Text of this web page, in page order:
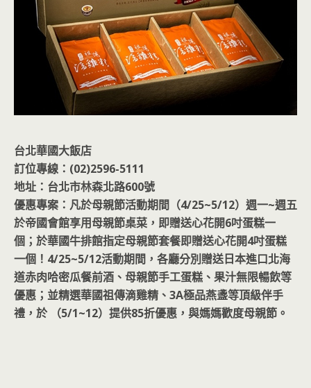
台北華國大飯店
訂位專線：(02)2596-5111
地址：台北市林森北路600號
優惠專案：凡於母親節活動期間（4/25~5/12）週一~週五
於帝國會館享用母親節桌菜，即贈送心花開6吋蛋糕一
個；於華國牛排館指定母親節套餐即贈送心花開4吋蛋糕
一個！4/25~5/12活動期間，各廳分別贈送日本進口北海
道赤肉哈密瓜餐前酒、母親節手工蛋糕、果汁無限暢飲等
優惠；並精選華國祖傳滴雞精、3A極品燕盞等頂級伴手
禮，於 （5/1~12）提供85折優惠，與媽媽歡度母親節。